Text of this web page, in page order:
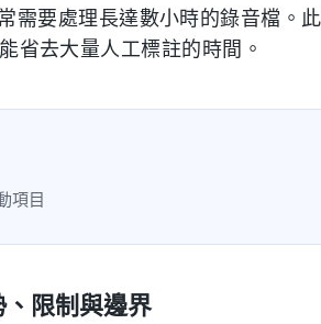
需要處理長達數小時的錄音檔。
省去大量人工標註的時間。
項目
限制與邊界